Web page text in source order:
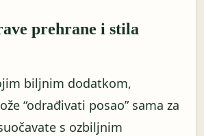
prehrane i stila
biljnim dodatkom,
“odrađivati posao” sama za
s ozbiljnim